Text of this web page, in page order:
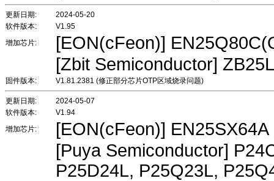
更新日期:
2024-05-20
软件版本:
V1.95
增加芯片:
[EON(cFeon)]
[Zbit Semiconductor]
固件版本: V1.81.2381 (修正部分芯片OTP区域烧录问题)
更新日期:
2024-05-07
软件版本:
V1.94
增加芯片:
[EON(cFeon)] EN25SX64A
[Puya Semiconductor]
P25D24L, P25Q23L,